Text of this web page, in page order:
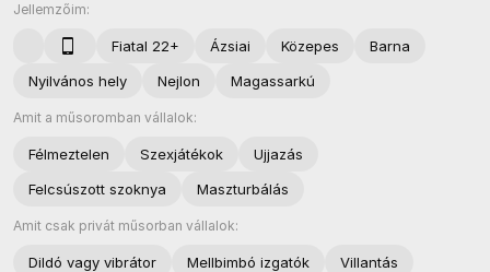
Jellemzőim:
Fiatal 22+ Ázsiai Közepes
Barna
Nyilvános hely
Nejlon Magassarkú
Amit a műsoromban vállalok:
Félmeztelen Szexjátékok
Ujjazás
Felcsúszott szoknya
Maszturbálás
Amit csak privát műsorban vállalok:
Dildó vagy vibrátor Mellbimbó izgatók Villantás